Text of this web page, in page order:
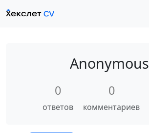
Anonymous
0
ответов
0
комментариев